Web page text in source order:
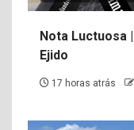
Nota Luctuosa
Ejido
17 horas atrás